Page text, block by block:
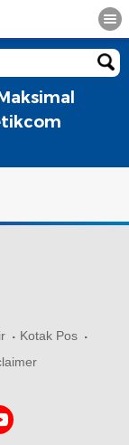
Kotak Pos